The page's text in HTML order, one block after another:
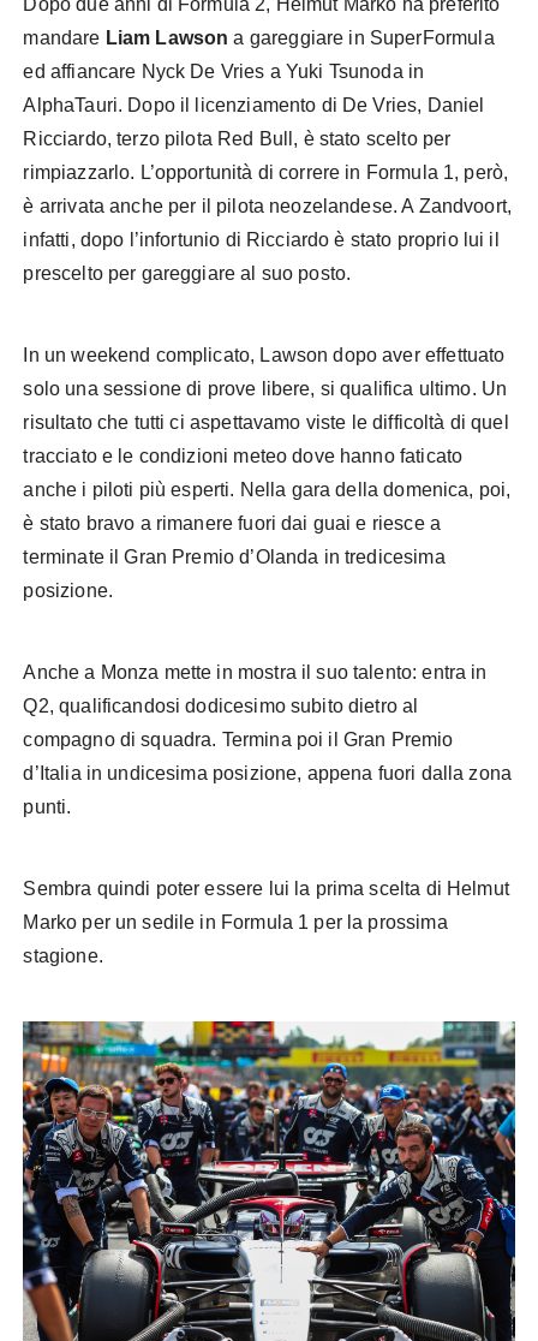
mandare Liam Lawson a gareggiare in SuperFormula
ed affiancare Nyck De Vries a Yuki Tsunoda in
AlphaTauri. Dopo il licenziamento di De Vries, Daniel
Ricciardo, terzo pilota Red Bull, è stato scelto per
rimpiazzarlo. L’opportunità di correre in Formula 1, però,
è arrivata anche per il pilota neozelandese. A Zandvoort,
infatti, dopo l’infortunio di Ricciardo è stato proprio lui il
prescelto per gareggiare al suo posto.
In un weekend complicato, Lawson dopo aver effettuato
solo una sessione di prove libere, si qualifica ultimo. Un
risultato che tutti ci aspettavamo viste le difficoltà di quel
tracciato e le condizioni meteo dove hanno faticato
anche i piloti più esperti. Nella gara della domenica, poi,
è stato bravo a rimanere fuori dai guai e riesce a
terminate il Gran Premio d’Olanda in tredicesima
posizione.
Anche a Monza mette in mostra il suo talento: entra in
Q2, qualificandosi dodicesimo subito dietro al
compagno di squadra. Termina poi il Gran Premio
d’Italia in undicesima posizione, appena fuori dalla zona
punti.
Sembra quindi poter essere lui la prima scelta di Helmut
Marko per un sedile in Formula 1 per la prossima
stagione.